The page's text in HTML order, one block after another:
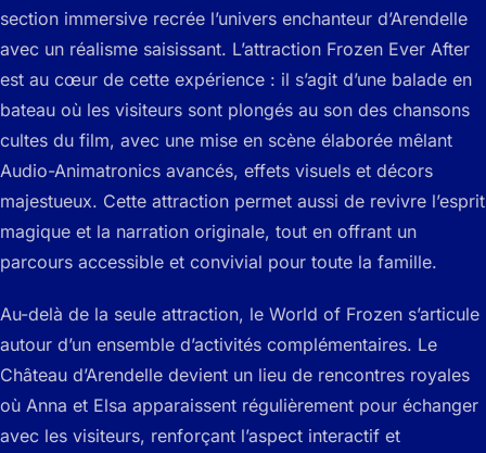
section immersive recrée l’univers enchanteur d’Arendelle
avec un réalisme saisissant. L’attraction Frozen Ever After
est au cœur de cette expérience : il s’agit d’une balade en
bateau où les visiteurs sont plongés au son des chansons
cultes du film, avec une mise en scène élaborée mêlant
Audio-Animatronics avancés, effets visuels et décors
majestueux. Cette attraction permet aussi de revivre l’esprit
magique et la narration originale, tout en offrant un
parcours accessible et convivial pour toute la famille.
Au-delà de la seule attraction, le World of Frozen s’articule
autour d’un ensemble d’activités complémentaires. Le
Château d’Arendelle devient un lieu de rencontres royales
où Anna et Elsa apparaissent régulièrement pour échanger
avec les visiteurs, renforçant l’aspect interactif et